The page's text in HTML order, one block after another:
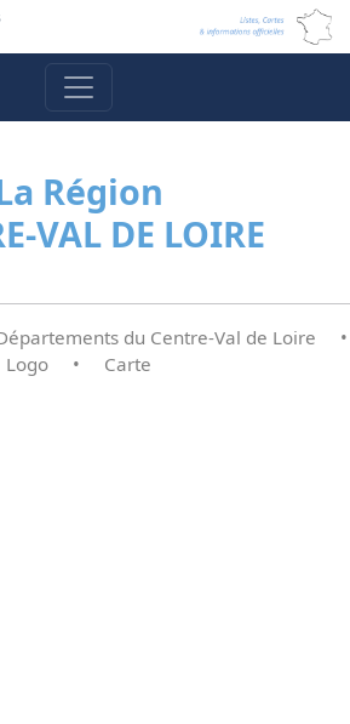
Région
VAL DE LOIRE
du Centre-Val de Loire
•
Logo
• Carte